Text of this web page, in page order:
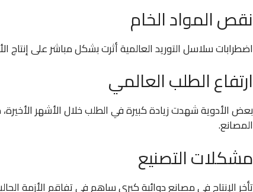
نقص المواد الخام
اضطرابات سلاسل التوريد العالمية أثرت بشكل مباشر على إنتاج
ارتفاع الطلب العالمي
بعض الأدوية شهدت زيادة كبيرة في الطلب خلال الأشهر
المصانع.
مشكلات التصنيع
تأخر الإنتاج في مصانع دوائية كبرى ساهم في تفاقم الأزمة